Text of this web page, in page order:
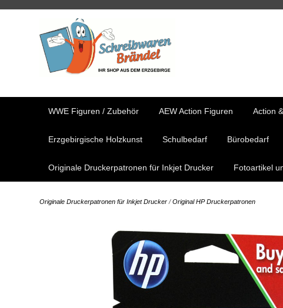
WWE Figuren / Zubehör AEW Action Figuren Action
Erzgebirgische Holzkunst Schulbedarf Bürobedarf
Originale Druckerpatronen für Inkjet Drucker Fotoartikel
Originale Druckerpatronen für Inkjet Drucker /Original HP Druckerpatronen